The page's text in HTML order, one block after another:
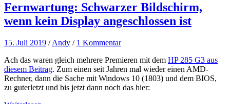
Fernwartung: Schwarzer Bildschirm,
wenn kein Display angeschlossen ist
15. Juli 2019 /Andy / 1 Kommentar
Ach das waren gleich mehrere Premieren mit dem HP 285 G3 aus
diesem Beitrag. Zum einen seit Jahren mal wieder einen AMD-
Rechner, dann die Sache mit Windows 10 (1803) und dem BIOS,
zu guterletzt und bis jetzt dann noch das hier: